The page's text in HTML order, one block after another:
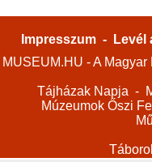
Impresszum -
Levél
MUSEUM.HU - A
Tájházak Napja -
Múzeumok Őszi